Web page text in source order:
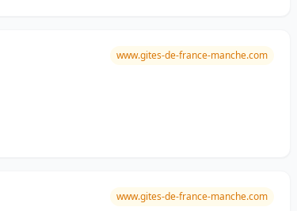
www.gites-de-france-manche.com
www.gites-de-france-manche.com